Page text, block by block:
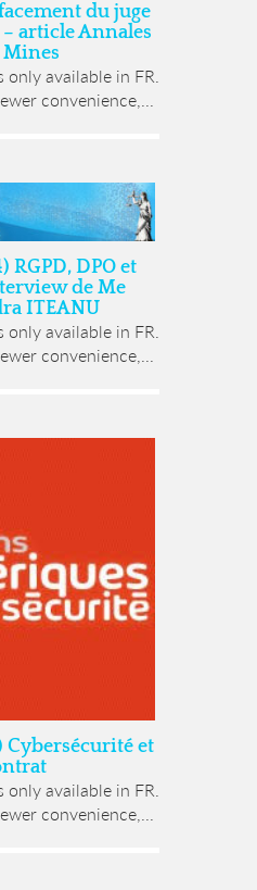
du juge
article Annales
Mines
available in FR.
convenience,...
RGPD, DPO et
de Me
ITEANU
available in FR.
convenience,...
Cybersécurité et
available in FR.
convenience,...